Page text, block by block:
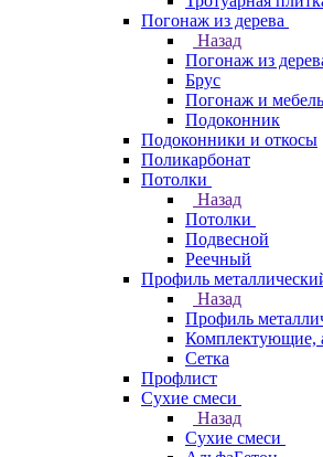
Погонаж из дерева
Назад
Погонаж из
Брус
Погонаж и
Подоконник
Подоконники и откосы
Поликарбонат
Потолки
Назад
Потолки
Подвесной
Реечный
Профиль
Назад
Профиль
Комплектующие,
Сетка
Профлист
Сухие смеси
Назад
Сухие смеси